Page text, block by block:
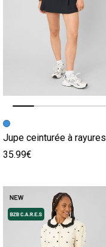
Image précédente
Image suivante
Jupe ceinturée à rayures
35.99€